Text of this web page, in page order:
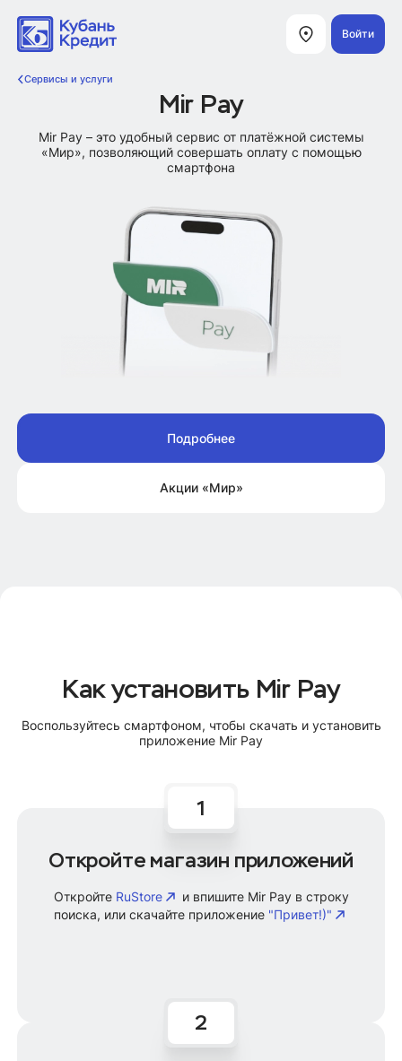
Войти
Подробнее
Акции «Мир»
Mir Pay
Mir Pay – это удобный сервис от платёжной системы
«Мир», позволяющий совершать оплату с помощью
смартфона
Как установить Mir Pay
Воспользуйтесь смартфоном, чтобы скачать и установить
приложение Mir Pay
Откройте магазин приложений
Откройте RuStore
и впишите Mir Pay в строку
поиска, или скачайте приложение "Привет!)"
Сервисы и услуги